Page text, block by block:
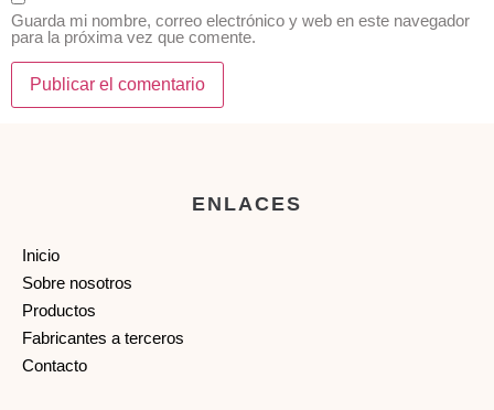
Guarda mi nombre, correo electrónico y web en este navegador
para la próxima vez que comente.
ENLACES
Inicio
Sobre nosotros
Productos
Fabricantes a terceros
Contacto